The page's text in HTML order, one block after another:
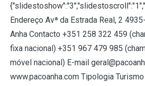
Endereço Avª da Estrada Real, 2
Anha Contacto +351 258 322 459
fixa nacional) +351 967 479 985
móvel nacional) E-mail
www.pacoanha.com Tipologia